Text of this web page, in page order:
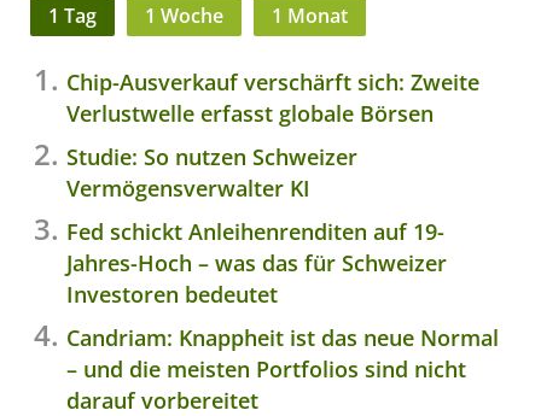
1 Tag 1 Woche 1 Monat
Chip-Ausverkauf verschärft sich: Zweite
Verlustwelle erfasst globale Börsen
Studie: So nutzen Schweizer
Vermögensverwalter KI
Fed schickt Anleihenrenditen auf 19-
Jahres-Hoch – was das für Schweizer
Investoren bedeutet
Candriam: Knappheit ist das neue Normal
– und die meisten Portfolios sind nicht
darauf vorbereitet